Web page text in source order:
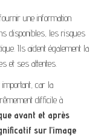
une information
disponibles, les risques
Ils aident également la
et ses attentes.
car la
difficile à
avant et après
sur l’image